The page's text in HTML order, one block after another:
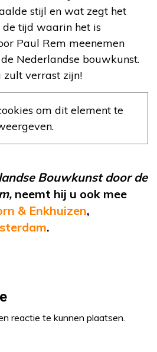
stijl en wat zegt het
tijd waarin het is
Paul Rem meenemen
Nederlandse bouwkunst.
zult verrast zijn!
om dit element te
Bouwkunst door de
neemt hij u ook mee
& Enkhuizen,
.
reactie te kunnen plaatsen.